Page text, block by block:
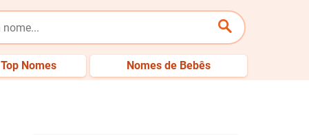
Top Nomes Nomes de Bebês